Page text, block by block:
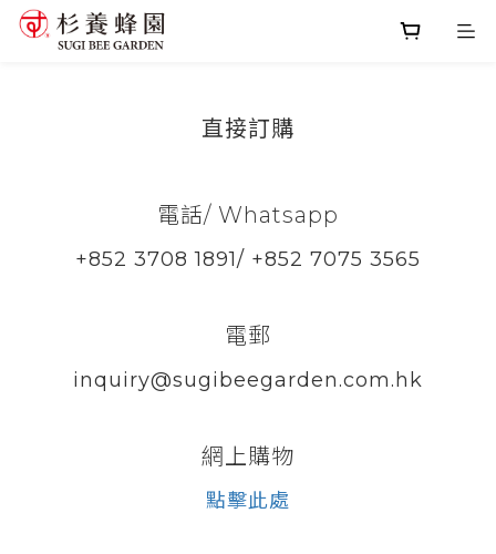
直接訂購
電話/ Whatsapp
+852 3708 1891/ +852 7075 3565
電郵
inquiry@sugibeegarden.com.hk
網上購物
點擊此處